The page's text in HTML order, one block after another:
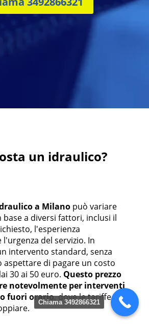
un idraulico?
a Milanopuò variare
a diversi fattori, inclusi il
l'esperienza
del servizio. In
intervento standard, senza
aspettare di pagare un costo
30 ai 50 euro. Questo prezzo
notevolmente per interventi
fuori orario, dove le tariffe
Chiama 3492866321